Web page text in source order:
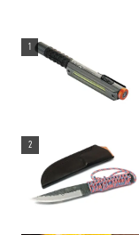
1
2